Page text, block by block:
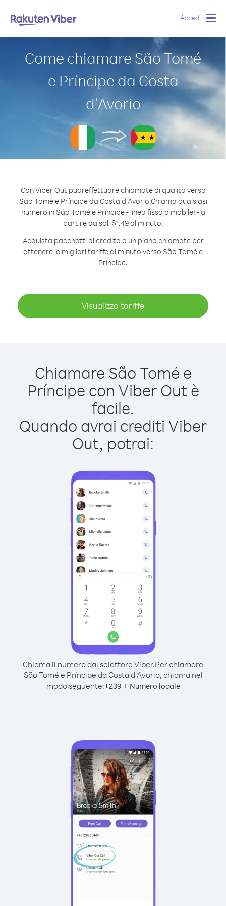
Accedi
Come chiamare São Tomé
e Príncipe da Costa
d′Avorio
Con Viber Out puoi effettuare chiamate di qualità verso
São Tomé e Príncipe da Costa d′Avorio.Chiama qualsiasi
numero in São Tomé e Príncipe - linea fissa o mobile! - a
partire da soli $1.49 al minuto.
Acquista pacchetti di credito o un piano chiamate per
ottenere le migliori tariffe al minuto verso São Tomé e
Príncipe.
Visualizza tariffe
Chiamare São Tomé e
Príncipe con Viber Out è
facile.
Quando avrai crediti Viber
Out, potrai:
Chiama il numero dal selettore Viber.Per chiamare
São Tomé e Príncipe da Costa d′Avorio, chiama nel
modo seguente:+239 + Numero locale